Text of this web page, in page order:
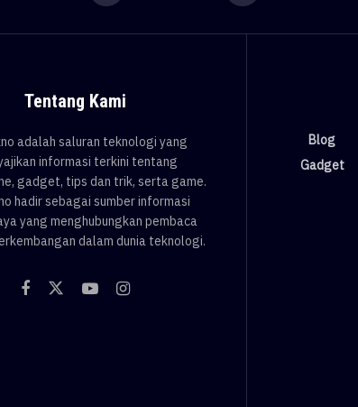
Tentang Kami
adalah saluran teknologi yang
informasi terkini tentang
gadget, tips dan trik, serta game.
hadir sebagai sumber informasi
yang menghubungkan pembaca
dalam dunia teknologi.
Blog
Gadget